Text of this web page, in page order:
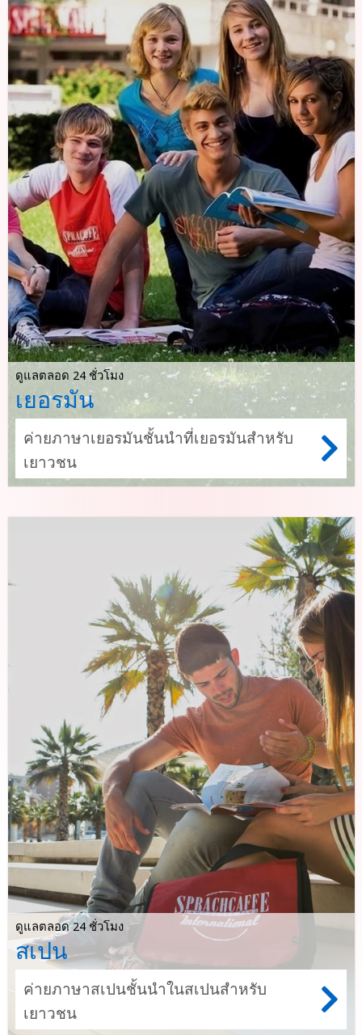
ดูแลตลอด 24 ชั่วโมง
เยอรมัน
ค่ายภาษาเยอรมันชั้นนำที่เยอรมันสำหรับ
เยาวชน
ดูแลตลอด 24 ชั่วโมง
สเปน
ค่ายภาษาสเปนชั้นนำในสเปนสำหรับ
เยาวชน